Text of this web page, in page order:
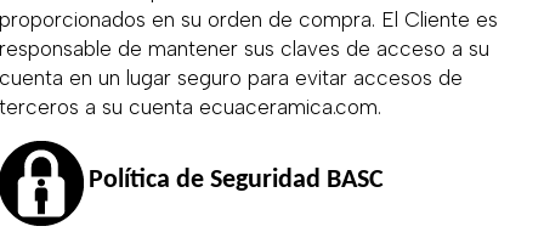
en su orden de compra. El Cliente es
de mantener sus claves de acceso a su
en un lugar seguro para evitar accesos de
a su cuenta ecuaceramica.com.
Política de Seguridad BASC